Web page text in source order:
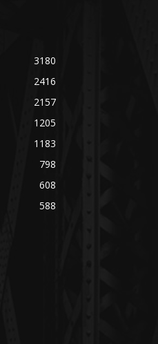
3180
2416
2157
1205
1183
798
608
588